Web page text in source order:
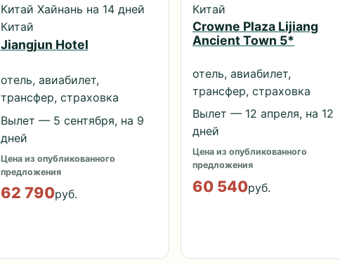
Китай Хайнань на 14 дней
Китай
Jiangjun Hotel
отель, авиабилет,
трансфер, страховка
Вылет — 5 сентября, на 9
дней
Цена из опубликованного
предложения
62 790руб.
Китай
Crowne Plaza Lijiang
Ancient Town 5*
отель, авиабилет,
трансфер, страховка
Вылет — 12 апреля, на 12
дней
Цена из опубликованного
предложения
60 540руб.